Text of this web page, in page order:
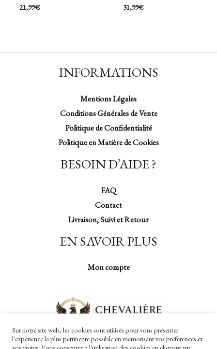
21,99€ 31,99€
INFORMATIONS
Mentions Légales
Conditions Générales de Vente
Politique de Confidentialité
Politique en Matière de Cookies
BESOIN D’AIDE ?
FAQ
Contact
Livraison, Suivi et Retour
EN SAVOIR PLUS
Mon compte
Sur notre site web, les cookies sont utilisés pour vous présenter
l'expérience la plus pertinente possible en mémorisant vos préférences et